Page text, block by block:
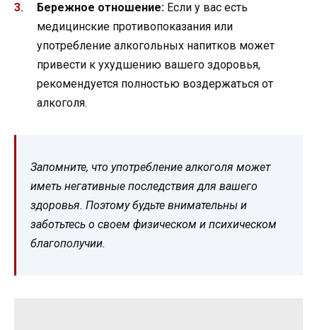
Бережное отношение: Если у вас есть
медицинские противопоказания или
употребление алкогольных напитков может
привести к ухудшению вашего здоровья,
рекомендуется полностью воздержаться от
алкоголя.
Запомните, что употребление алкоголя может
иметь негативные последствия для вашего
здоровья. Поэтому будьте внимательны и
заботьтесь о своем физическом и психическом
благополучии.